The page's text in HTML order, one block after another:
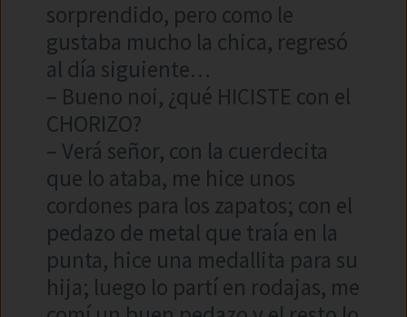
sorprendido, pero como le
gustaba mucho la chica, regresó
al día siguiente…
– Bueno noi, ¿qué HICISTE con el
CHORIZO?
– Verá señor, con la cuerdecita
que lo ataba, me hice unos
cordones para los zapatos; con el
pedazo de metal que traía en la
punta, hice una medallita para su
hija; luego lo partí en rodajas, me